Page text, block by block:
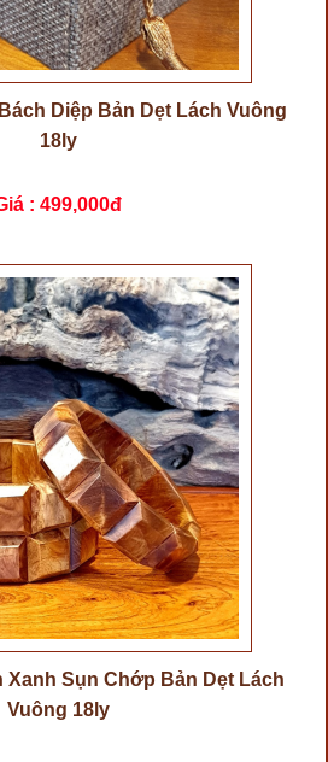
Diệp Bản Dẹt Lách Vuông
18ly
: 499,000đ
Xanh Sụn Chớp Bản Dẹt Lách
Vuông 18ly